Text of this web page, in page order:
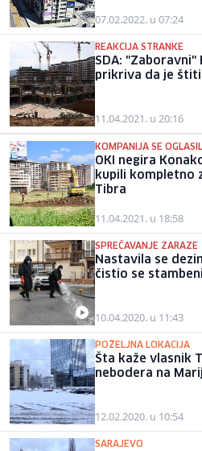
07.02.2022. u 07:24
REAKCIJA STRANKE
SDA: "Zaboravni"
prikriva da je
11.04.2021. u 20:16
KOMPANIJA SE
OKI negira
kupili kompletno
Tibra
11.04.2021. u 18:58
SPREČAVANJE ZARAZE
Nastavila se
čistio se
10.04.2020. u 11:43
POŽELJNA LOKACIJA
Šta kaže vlasnik
nebodera na
12.02.2020. u 10:54
SARAJEVO